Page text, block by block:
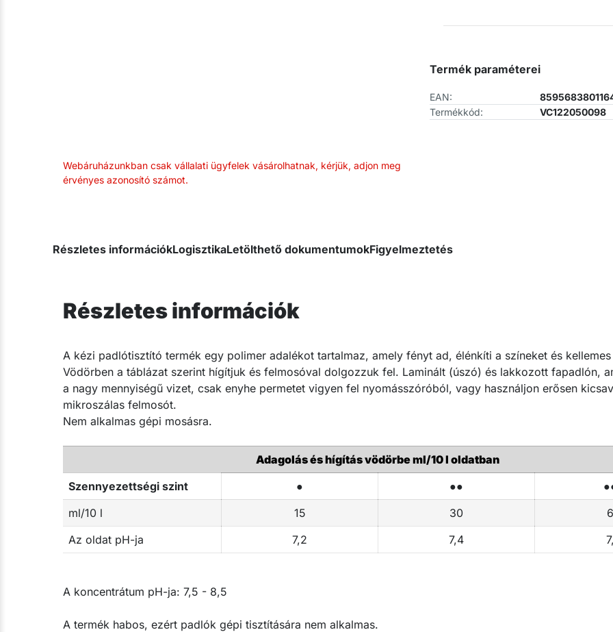
Webáruházunkban csak vállalati ügyfelek vásárolhatnak, kérjük, adjon meg
érvényes azonosító számot.
Termék paraméterei
EAN:
Termékkód:
VC122050098
Részletes információkLogisztikaLetölthető dokumentumokFigyelmeztetés
Részletes információk
A kézi padlótisztító termék egy polimer adalékot tartalmaz, amely fényt ad, élénkíti a színeket és
Vödörben a táblázat szerint hígítjuk és felmosóval dolgozzuk fel. Laminált (úszó) és lakkozott fapadlón,
a nagy mennyiségű vizet, csak enyhe permetet vigyen fel nyomásszóróból, vagy használjon erősen
mikroszálas felmosót.
Nem alkalmas gépi mosásra.
Adagolás és hígítás vödörbe ml/10 l oldatban
Szennyezettségi szint
● ●●
ml/10 l
15 30
Az oldat pH-ja
7,2 7,4
A koncentrátum pH-ja: 7,5 - 8,5
A termék habos, ezért padlók gépi tisztítására nem alkalmas.